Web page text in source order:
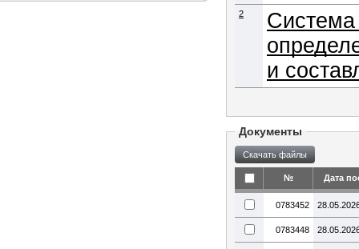
2
Система
и
Документы
№ Дата
0783452
0783448